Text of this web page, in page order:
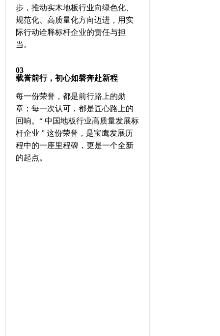
步，推动实木地板行业向绿色化、
规范化、高质量化方向迈进，用实
际行动诠释标杆企业的责任与担
当。
03
载誉前行，初心如磐奔赴新程
每一份荣誉，都是前行路上的勋
章；每一次认可，都是匠心路上的
回响。“ 中国地板行业高质量发展标
杆企业 ” 这份荣誉，是宝鹰发展历
程中的一座里程碑，更是一个全新
的起点。